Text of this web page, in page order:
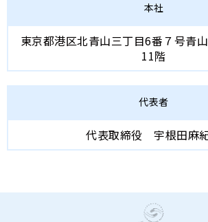
本社
東京都港区北青山三丁目6番７号青
11階
代表者
代表取締役 宇根田麻